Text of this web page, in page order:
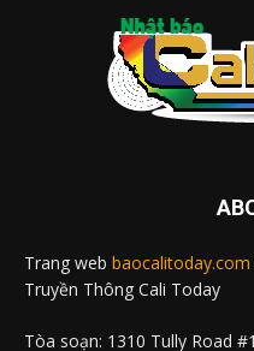
Trang web baocalitoday.com
Truyền Thông Cali Today
Tòa soạn: 1310 Tully Road